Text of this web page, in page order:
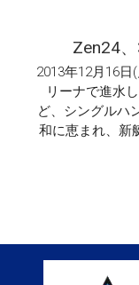
Zen24
2013年12月16
リーナで進水
ど、シングルハ
和に恵まれ、新